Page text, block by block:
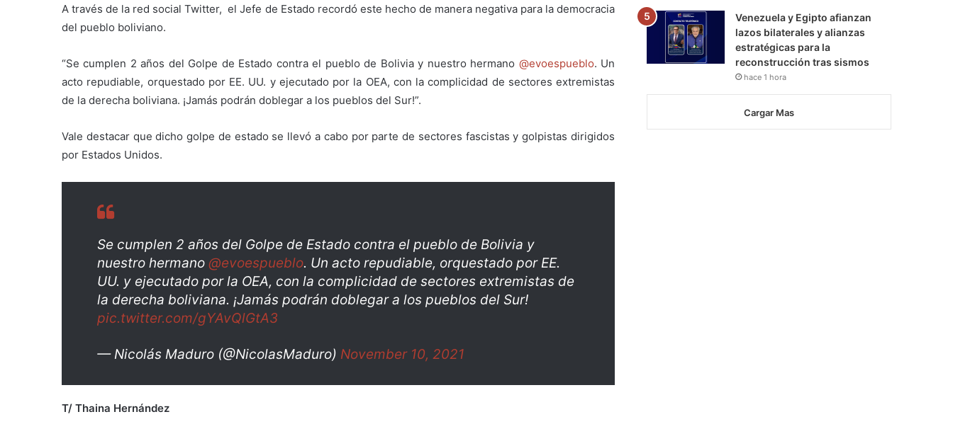
A través de la red social Twitter, el Jefe de Estado recordó este hecho de manera negativa para la democracia
del pueblo boliviano.
“Se cumplen 2 años del Golpe de Estado contra el pueblo de Bolivia y nuestro hermano @evoespueblo. Un
acto repudiable, orquestado por EE. UU. y ejecutado por la OEA, con la complicidad de sectores extremistas
de la derecha boliviana. ¡Jamás podrán doblegar a los pueblos del Sur!”.
Vale destacar que dicho golpe de estado se llevó a cabo por parte de sectores fascistas y golpistas dirigidos
por Estados Unidos.
Se cumplen 2 años del Golpe de Estado contra el pueblo de Bolivia y
nuestro hermano @evoespueblo. Un acto repudiable, orquestado por EE.
UU. y ejecutado por la OEA, con la complicidad de sectores extremistas de
la derecha boliviana. ¡Jamás podrán doblegar a los pueblos del Sur!
pic.twitter.com/gYAvQlGtA3
— Nicolás Maduro (@NicolasMaduro) November 10, 2021
T/ Thaina Hernández
Venezuela y Egipto afianzan
lazos bilaterales y alianzas
estratégicas para la
reconstrucción tras sismos
hace 1 hora
Cargar Mas